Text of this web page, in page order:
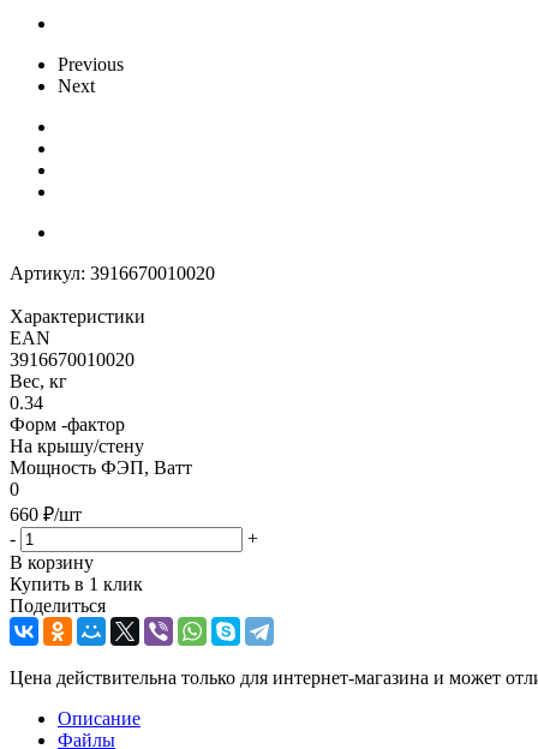
Previous
Next
Артикул: 3916670010020
Характеристики
EAN
3916670010020
Вес, кг
0.34
Форм -фактор
На крышу/стену
Мощность ФЭП, Ватт
0
660 ₽/шт
-
+
В корзину
Купить в 1 клик
Поделиться
Цена действительна только для интернет-магазина и может
Описание
Файлы